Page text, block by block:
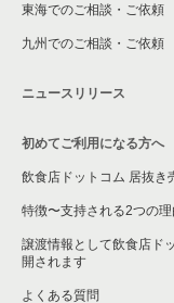
箕面市の飲食店の
大阪市淀川区の飲
大阪市東成区の飲
大阪市城東区の飲食
大阪市旭区の飲食
和泉市の飲食店の
池田市の飲食店の
東海でのご相談・ご依頼
九州でのご相談・ご依頼
ニュースリリース
初めてご利用になる方へ
飲食店ドットコム 居抜き
特徴〜支持される2つの理
譲渡情報として飲食店ド
開されます
よくある質問